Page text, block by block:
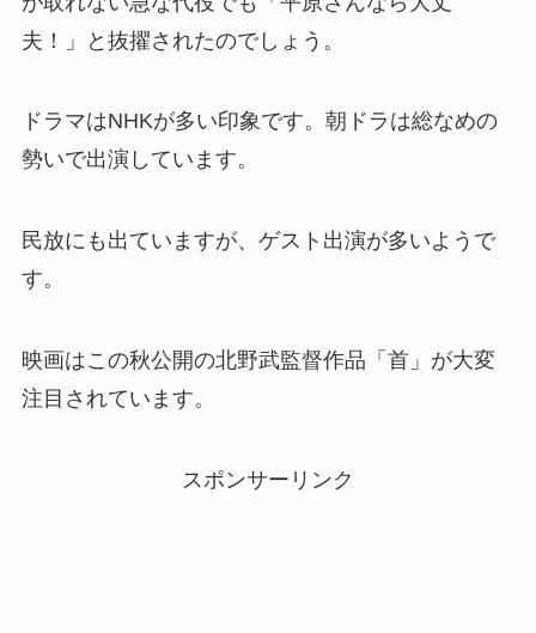
夫！」と抜擢されたのでしょう。
ドラマはNHKが多い印象です。朝ドラは総なめの
勢いで出演しています。
民放にも出ていますが、ゲスト出演が多いようで
す。
映画はこの秋公開の北野武監督作品「首」が大変
注目されています。
スポンサーリンク